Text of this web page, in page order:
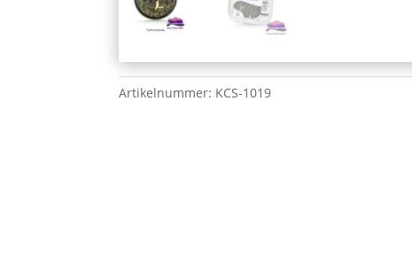
Artikelnummer: KCS-1019